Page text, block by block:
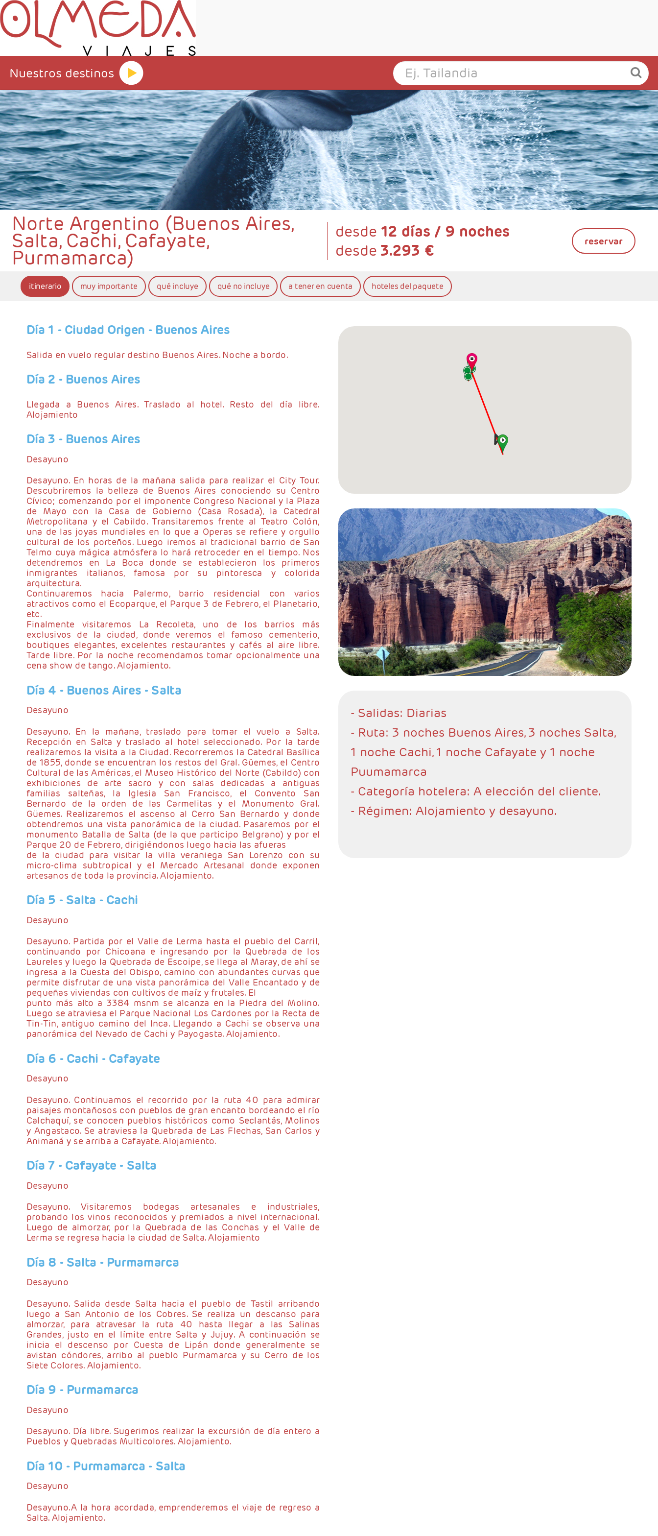
Nuestros destinos
Norte Argentino (Buenos Aires,
Salta, Cachi, Cafayate,
Purmamarca)
desde 12 días / 9 noches
desde 3.293 € reservar
itinerario muy importante qué incluye qué no incluye a tener en cuenta hoteles del paquete
Día 1 - Ciudad Origen - Buenos Aires
Salida en vuelo regular destino Buenos Aires. Noche a bordo.
Día 2 - Buenos Aires
Llegada a Buenos Aires. Traslado al hotel. Resto del día libre.
Alojamiento
Día 3 - Buenos Aires
Desayuno
Desayuno. En horas de la mañana salida para realizar el City Tour.
Descubriremos la belleza de Buenos Aires conociendo su Centro
Cívico; comenzando por el imponente Congreso Nacional y la Plaza
de Mayo con la Casa de Gobierno (Casa Rosada), la Catedral
Metropolitana y el Cabildo. Transitaremos frente al Teatro Colón,
una de las joyas mundiales en lo que a Operas se refiere y orgullo
cultural de los porteños. Luego iremos al tradicional barrio de San
Telmo cuya mágica atmósfera lo hará retroceder en el tiempo. Nos
detendremos en La Boca donde se establecieron los primeros
inmigrantes italianos, famosa por su pintoresca y colorida
arquitectura.
Continuaremos hacia Palermo, barrio residencial con varios
atractivos como el Ecoparque, el Parque 3 de Febrero, el Planetario,
etc.
Finalmente visitaremos La Recoleta, uno de los barrios más
exclusivos de la ciudad, donde veremos el famoso cementerio,
boutiques elegantes, excelentes restaurantes y cafés al aire libre.
Tarde libre. Por la noche recomendamos tomar opcionalmente una
cena show de tango. Alojamiento.
Día 4 - Buenos Aires - Salta
Desayuno
Desayuno. En la mañana, traslado para tomar el vuelo a Salta.
Recepción en Salta y traslado al hotel seleccionado. Por la tarde
realizaremos la visita a la Ciudad. Recorreremos la Catedral Basílica
de 1855, donde se encuentran los restos del Gral. Güemes, el Centro
Cultural de las Américas, el Museo Histórico del Norte (Cabildo) con
exhibiciones de arte sacro y con salas dedicadas a antiguas
familias salteñas, la Iglesia San Francisco, el Convento San
Bernardo de la orden de las Carmelitas y el Monumento Gral.
Güemes. Realizaremos el ascenso al Cerro San Bernardo y donde
obtendremos una vista panorámica de la ciudad. Pasaremos por el
monumento Batalla de Salta (de la que participo Belgrano) y por el
Parque 20 de Febrero, dirigiéndonos luego hacia las afueras
de la ciudad para visitar la villa veraniega San Lorenzo con su
micro-clima subtropical y el Mercado Artesanal donde exponen
artesanos de toda la provincia. Alojamiento.
Día 5 - Salta - Cachi
Desayuno
Desayuno. Partida por el Valle de Lerma hasta el pueblo del Carril,
continuando por Chicoana e ingresando por la Quebrada de los
Laureles y luego la Quebrada de Escoipe, se llega al Maray, de ahí se
ingresa a la Cuesta del Obispo, camino con abundantes curvas que
permite disfrutar de una vista panorámica del Valle Encantado y de
pequeñas viviendas con cultivos de maíz y frutales. El
punto más alto a 3384 msnm se alcanza en la Piedra del Molino.
Luego se atraviesa el Parque Nacional Los Cardones por la Recta de
Tin-Tin, antiguo camino del Inca. Llegando a Cachi se observa una
panorámica del Nevado de Cachi y Payogasta. Alojamiento.
Día 6 - Cachi - Cafayate
Desayuno
Desayuno. Continuamos el recorrido por la ruta 40 para admirar
paisajes montañosos con pueblos de gran encanto bordeando el río
Calchaquí, se conocen pueblos históricos como Seclantás, Molinos
y Angastaco. Se atraviesa la Quebrada de Las Flechas, San Carlos y
Animaná y se arriba a Cafayate. Alojamiento.
Día 7 - Cafayate - Salta
Desayuno
Desayuno. Visitaremos bodegas artesanales e industriales,
probando los vinos reconocidos y premiados a nivel internacional.
Luego de almorzar, por la Quebrada de las Conchas y el Valle de
Lerma se regresa hacia la ciudad de Salta. Alojamiento
Día 8 - Salta - Purmamarca
Desayuno
Desayuno. Salida desde Salta hacia el pueblo de Tastil arribando
luego a San Antonio de los Cobres. Se realiza un descanso para
almorzar, para atravesar la ruta 40 hasta llegar a las Salinas
Grandes, justo en el límite entre Salta y Jujuy. A continuación se
inicia el descenso por Cuesta de Lipán donde generalmente se
avistan cóndores, arribo al pueblo Purmamarca y su Cerro de los
Siete Colores. Alojamiento.
Día 9 - Purmamarca
Desayuno
Desayuno. Día libre. Sugerimos realizar la excursión de día entero a
Pueblos y Quebradas Multicolores. Alojamiento.
Día 10 - Purmamarca - Salta
Desayuno
Desayuno.A la hora acordada, emprenderemos el viaje de regreso a
Salta. Alojamiento.
- Salidas: Diarias
- Ruta: 3 noches Buenos Aires, 3 noches Salta,
1 noche Cachi, 1 noche Cafayate y 1 noche
Puumamarca
- Categoría hotelera: A elección del cliente.
- Régimen: Alojamiento y desayuno.